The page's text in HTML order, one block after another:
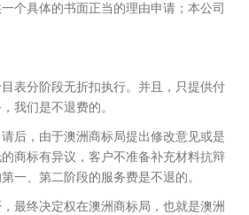
个具体的书面正当的理由申请；本公司
表分阶段无折扣执行。并且，只提供付
我们是不退费的。
后，由于澳洲商标局提出修改意见或是
商标有异议，客户不准备补充材料抗辩
一、第二阶段的服务费是不退的。
最终决定权在澳洲商标局，也就是澳洲